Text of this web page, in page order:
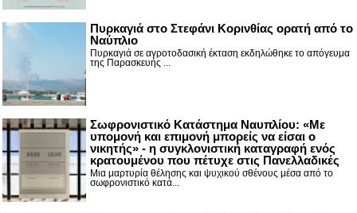
Πυρκαγιά στο Στεφάνι Κορινθίας ορατή από το
Ναύπλιο
Πυρκαγιά σε αγροτοδασική έκταση εκδηλώθηκε το απόγευμα
της Παρασκευής ...
Σωφρονιστικό Κατάστημα Ναυπλίου: «Με
υπομονή και επιμονή μπορείς να είσαι ο
νικητής» - η συγκλονιστική καταγραφή ενός
κρατουμένου που πέτυχε στις Πανελλαδικές
Μια μαρτυρία θέλησης και ψυχικού σθένους μέσα από το
σωφρονιστικό κατά...